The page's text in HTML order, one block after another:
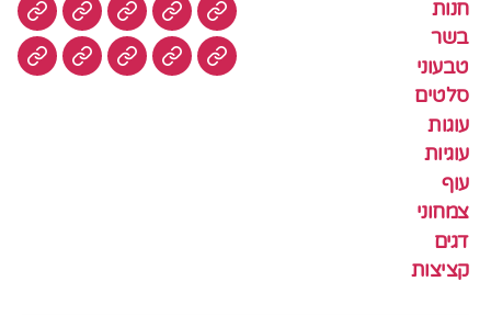
חנות
בשר
טבעוני
סלטים
עוגות
עוגיות
עוף
צמחוני
דגים
קציצות
חנות בשר טבעוניסלטים
עוגיותעוף צמחונידגים